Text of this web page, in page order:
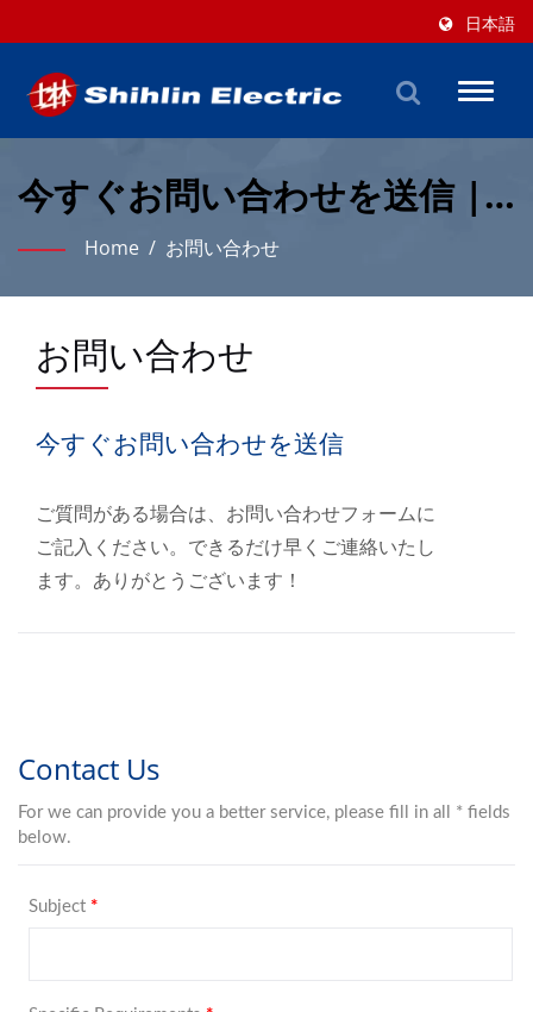
日本語
Toggle
今すぐお問い合わせを送信 |
LVおよび自動化メーカー |
Home / お問い合わせ
お問い合わせ
今すぐお問い合わせを送信
ご質問がある場合は、お問い合わせフォームに
ご記入ください。できるだけ早くご連絡いたし
ます。ありがとうございます！